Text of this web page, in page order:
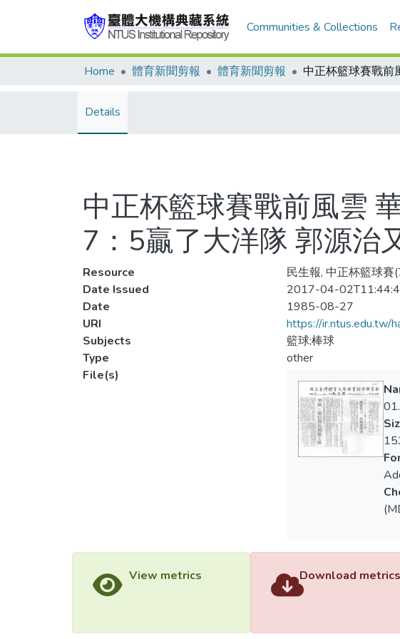
Communities & Collections
Home 體育新聞剪報 體育新聞剪報
Details
中正杯籃球賽戰前風雲
7：5贏了大洋隊 郭源治
Resource
民生報, 中正杯籃球
Date Issued
2017-04-
Date
1985-08-27
URI
https://
Subjects
籃球;棒球
Type
other
File(s)
View metrics Download metrics